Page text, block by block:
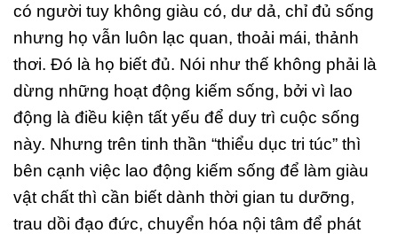
có người tuy không giàu có, dư dả, chỉ đủ sống
nhưng họ vẫn luôn lạc quan, thoải mái, thảnh
thơi. Đó là họ biết đủ. Nói như thế không phải là
dừng những hoạt động kiếm sống, bởi vì lao
động là điều kiện tất yếu để duy trì cuộc sống
này. Nhưng trên tinh thần “thiểu dục tri túc” thì
bên cạnh việc lao động kiếm sống để làm giàu
vật chất thì cần biết dành thời gian tu dưỡng,
trau dồi đạo đức, chuyển hóa nội tâm để phát